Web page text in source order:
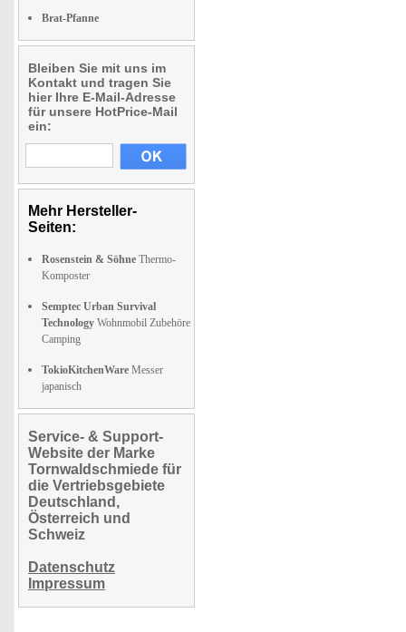
Brat-Pfanne
Bleiben Sie mit uns im
Kontakt und tragen Sie
hier Ihre E-Mail-Adresse
für unsere HotPrice-Mail
ein:
Mehr Hersteller-
Seiten:
Rosenstein & Söhne Thermo-
Komposter
Semptec Urban Survival
Technology Wohnmobil Zubehöre
Camping
TokioKitchenWare Messer
japanisch
Service- & Support-
Website der Marke
Tornwaldschmiede für
die Vertriebsgebiete
Deutschland,
Österreich und
Schweiz
Datenschutz
Impressum